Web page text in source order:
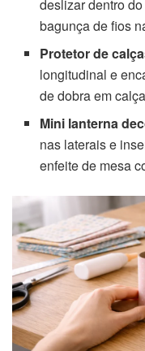
deslizar dentro
bagunça de fios
Protetor de
longitudinal e
de dobra em
Mini lanterna
nas laterais e
enfeite de mesa